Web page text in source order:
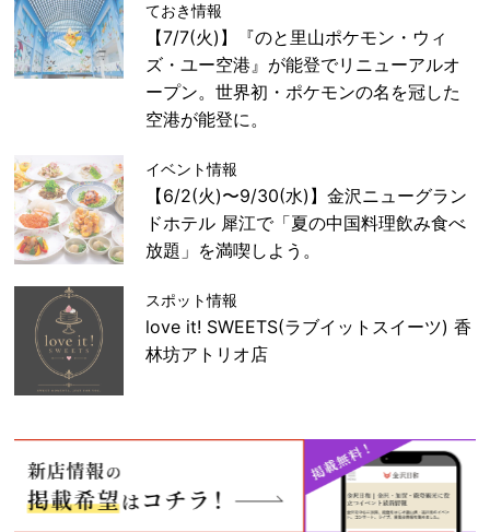
ておき情報
【7/7(火)】『のと里山ポケモン・ウィ
ズ・ユー空港』が能登でリニューアルオ
ープン。世界初・ポケモンの名を冠した
空港が能登に。
イベント情報
【6/2(火)〜9/30(水)】金沢ニューグラン
ドホテル 犀江で「夏の中国料理飲み食べ
放題」を満喫しよう。
スポット情報
love it! SWEETS(ラブイットスイーツ) 香
林坊アトリオ店